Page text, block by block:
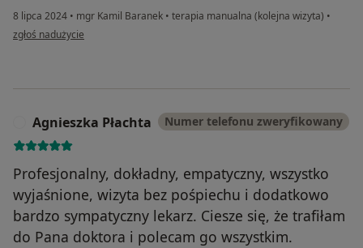
8 lipca 2024 • mgr Kamil Baranek • terapia manualna (kolejna wizyta) •
w opinii użytkownika Joanna S.
zgłoś nadużycie
Agnieszka Płachta Numer telefonu zweryfikowany
Profesjonalny, dokładny, empatyczny, wszystko
wyjaśnione, wizyta bez pośpiechu i dodatkowo
bardzo sympatyczny lekarz. Ciesze się, że trafiłam
do Pana doktora i polecam go wszystkim.